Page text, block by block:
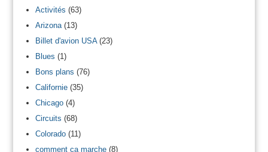
Activités (63)
Arizona(13)
Billet d'avion USA(23)
Blues (1)
Bons plans (76)
Californie(35)
Chicago(4)
Circuits (68)
Colorado(11)
comment ca marche(8)